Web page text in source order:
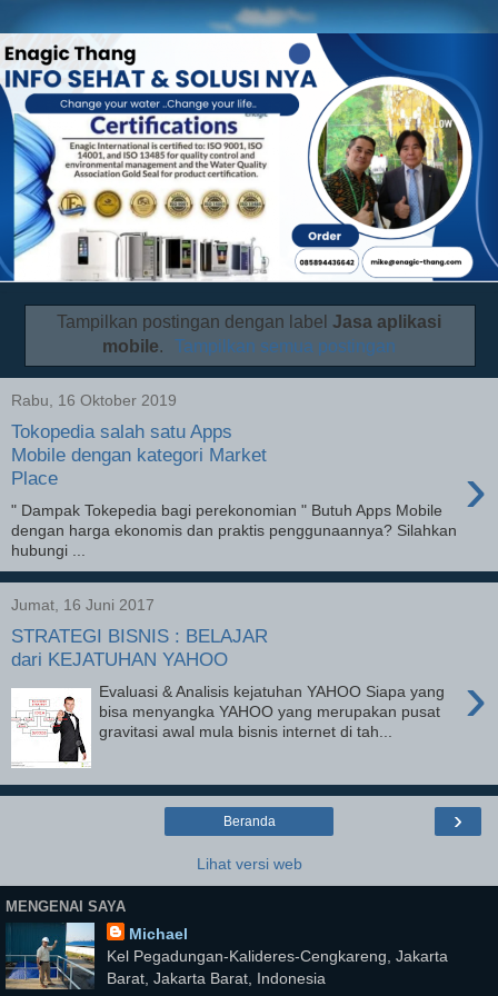
Tampilkan postingan dengan label Jasa aplikasi
mobile. Tampilkan semua postingan
Rabu, 16 Oktober 2019
Tokopedia salah satu Apps
Mobile dengan kategori Market
Place
›
" Dampak Tokepedia bagi perekonomian " Butuh Apps Mobile
dengan harga ekonomis dan praktis penggunaannya? Silahkan
hubungi ...
Jumat, 16 Juni 2017
STRATEGI BISNIS : BELAJAR
dari KEJATUHAN YAHOO
›
Evaluasi & Analisis kejatuhan YAHOO Siapa yang
bisa menyangka YAHOO yang merupakan pusat
gravitasi awal mula bisnis internet di tah...
›
Beranda
Lihat versi web
MENGENAI SAYA
Michael
Kel Pegadungan-Kalideres-Cengkareng, Jakarta
Barat, Jakarta Barat, Indonesia